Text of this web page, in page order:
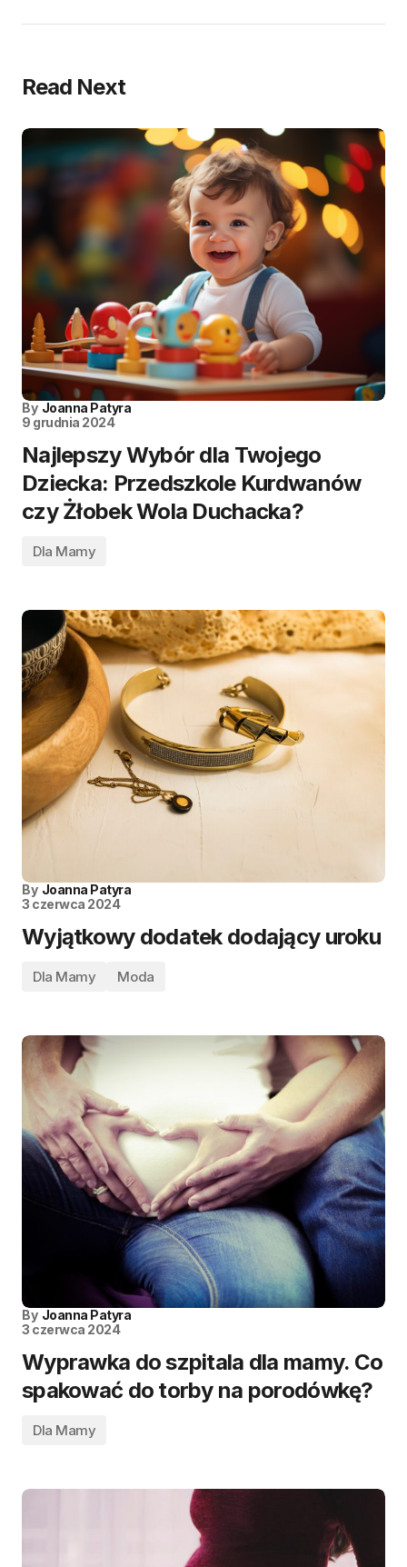
Read Next
By Joanna Patyra
9 grudnia 2024
Najlepszy Wybór dla Twojego
Dziecka: Przedszkole Kurdwanów
czy Żłobek Wola Duchacka?
Dla Mamy
By Joanna Patyra
3 czerwca 2024
Wyjątkowy dodatek dodający uroku
Dla Mamy Moda
By Joanna Patyra
3 czerwca 2024
Wyprawka do szpitala dla mamy. Co
spakować do torby na porodówkę?
Dla Mamy